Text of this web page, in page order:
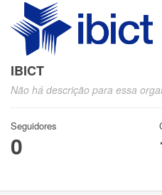
IBICT
Não há descrição para essa
Seguidores
0